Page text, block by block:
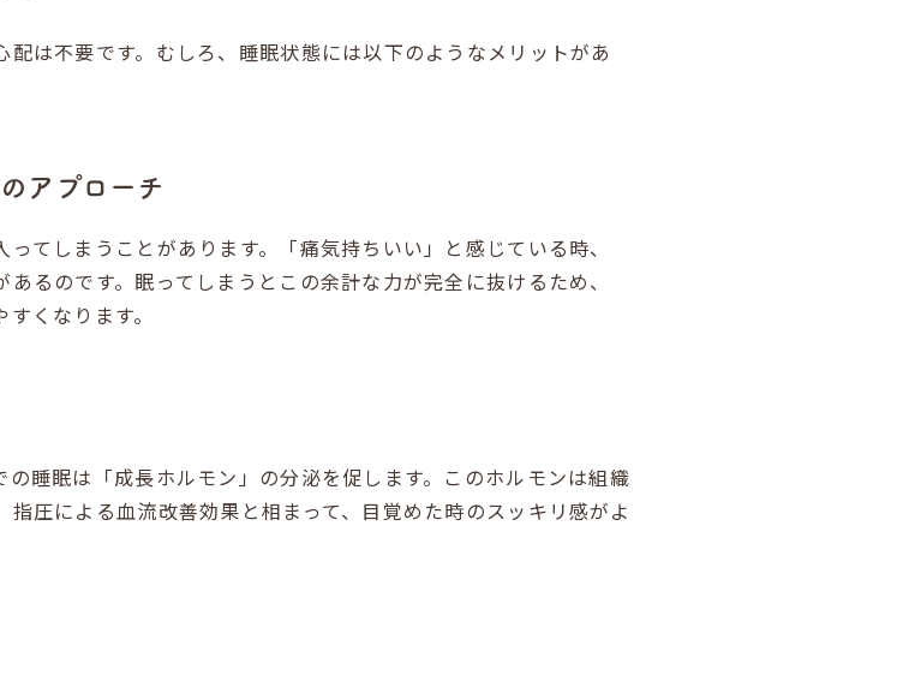
配は不要です。むしろ、睡眠状態には以下のようなメリットがあ
アプローチ
てしまうことがあります。「痛気持ちいい」と感じている時、
るのです。眠ってしまうとこの余計な力が完全に抜けるため、
くなります。
睡眠は「成長ホルモン」の分泌を促します。このホルモンは組織
圧による血流改善効果と相まって、目覚めた時のスッキリ感がよ